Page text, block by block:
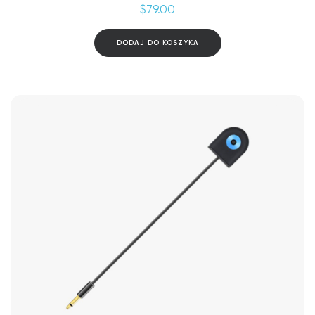
$79.00
DODAJ DO KOSZYKA